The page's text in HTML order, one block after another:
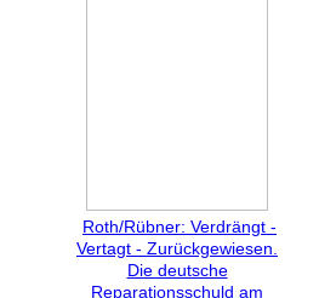
Roth/Rübner: Verdrängt -
Vertagt - Zurückgewiesen.
Die deutsche
Reparationsschuld am